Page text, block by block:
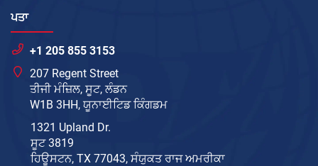
ਪਤਾ
+1 205 855 3153
207 Regent Street
ਤੀਜੀ ਮੰਜ਼ਿਲ, ਸੂਟ, ਲੰਡਨ
W1B 3HH, ਯੂਨਾਈਟਿਡ ਕਿੰਗਡਮ
1321 Upland Dr.
ਸੂਟ 3819
ਹਿਊਸਟਨ, TX 77043, ਸੰਯੁਕਤ ਰਾਜ ਅਮਰੀਕਾ